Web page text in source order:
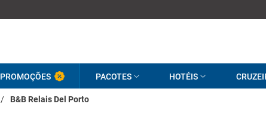
PROMOÇÕES PACOTES HOTÉIS
/ B&B Relais Del Porto